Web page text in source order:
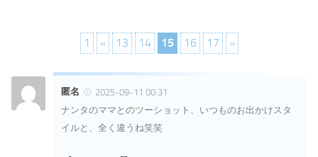
1 « 13 14 15 16 17 »
匿名
2025-09-11 00:31
ナンタのママとのツーショット、いつものお出かけスタ
イルと、全く違うね笑笑